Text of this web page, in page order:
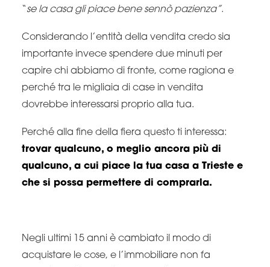
“se la casa gli piace bene sennò pazienza”.
Considerando l’entità della vendita credo sia
importante invece spendere due minuti per
capire chi abbiamo di fronte, come ragiona e
perché tra le migliaia di case in vendita
dovrebbe interessarsi proprio alla tua.
Perché alla fine della fiera questo ti interessa:
trovar qualcuno, o meglio ancora più di
qualcuno, a cui piace la tua casa a Trieste e
che si possa permettere di comprarla.
Negli ultimi 15 anni è cambiato il modo di
acquistare le cose, e l’immobiliare non fa